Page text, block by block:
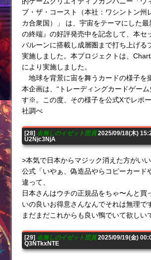
ブ・ザ・コースト（本社：ワシントン州
カ合衆国）」 は、宇宙をテーマにした
の終端』の好評発売中を記念して、本セ
バルーンに搭載し成層圏まで打ち上げる
実施しました。本プロジェクトは、
により実施しました。
地球を背景に宙を舞うカードの様子を
本企画は、“トレーディングカードゲー
す※。この度、その様子を公式Xでレポ
社調べ
[28] 名無しのイゼット団員2025/09/18(木)
U2Njc3NjA
>本気で日本からマジック消えた方がい
公式「いやぁ、偽造品やらコピーカード
違って、
日本さんはウチの正規品をちゃ〜んと買
いの良いお得意さんなんでそれは無理で
まだまだこれからも良い鴨でいて欲しい
[29] 名無しのイゼット団員2025/09/19(金)
Q3NTkxNTE